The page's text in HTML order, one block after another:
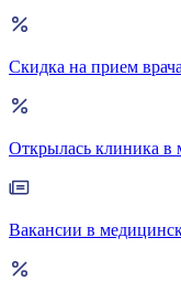
Скидка на прием
Открылась клиника в
Вакансии в